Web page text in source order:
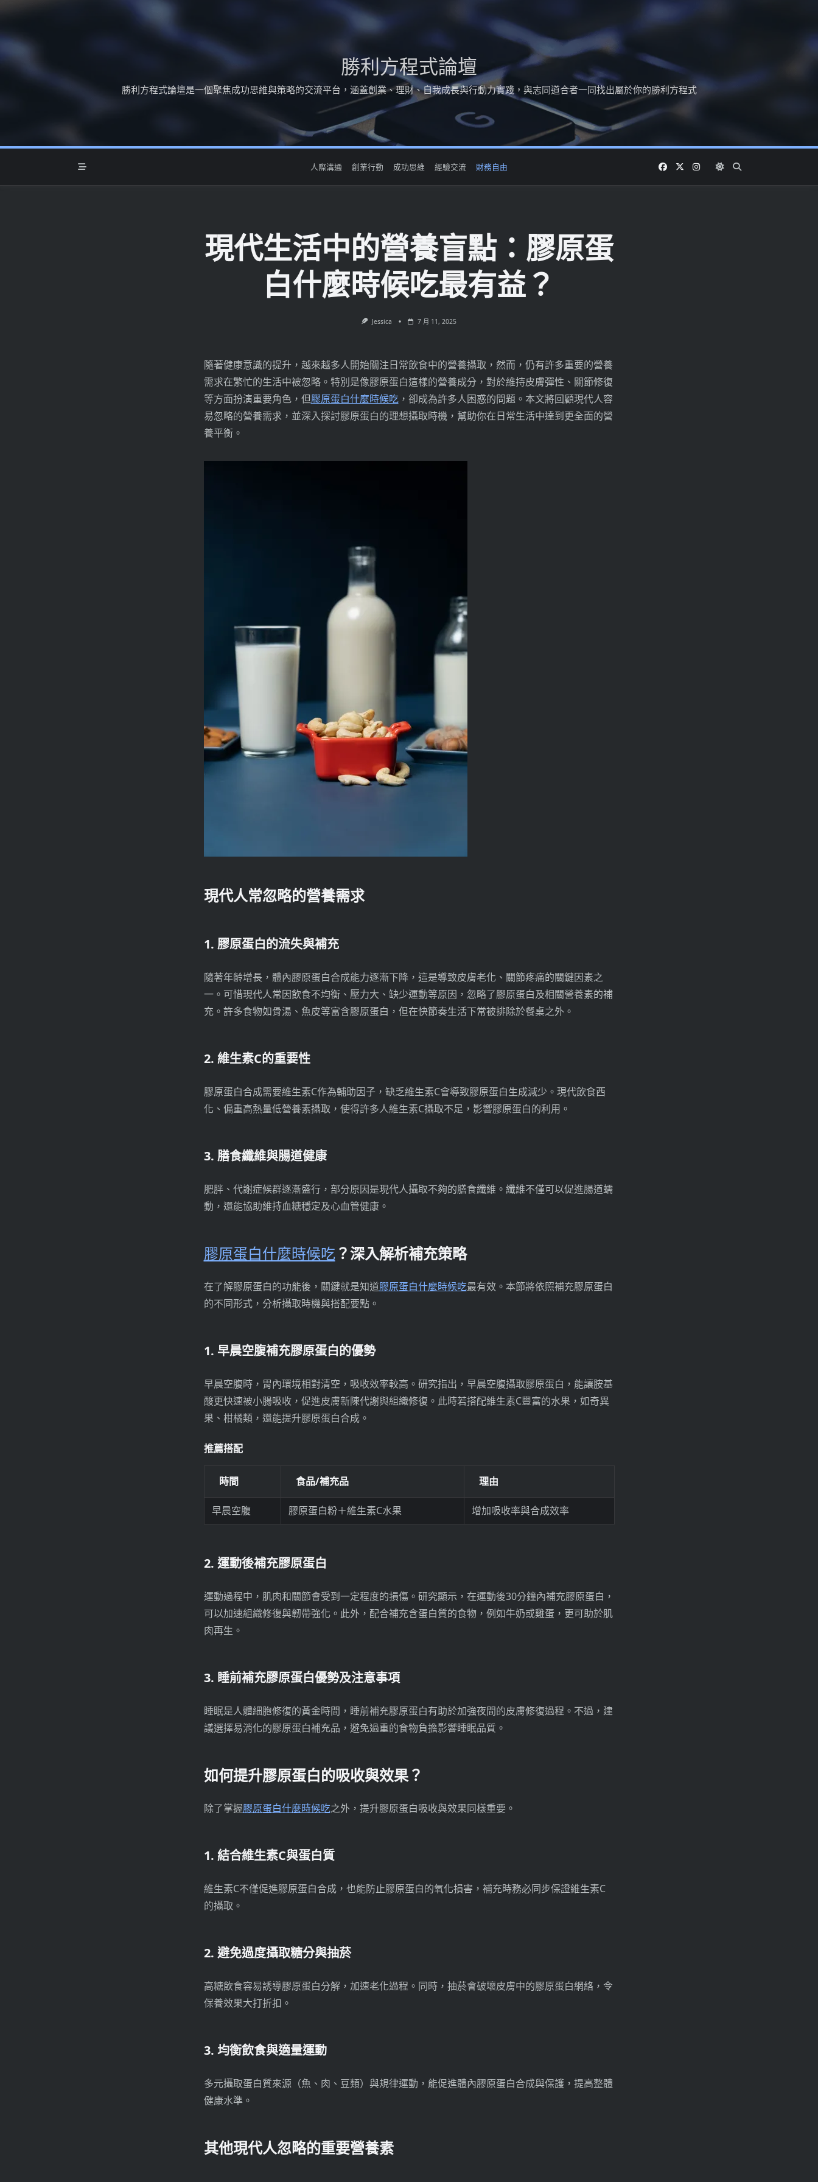
content
勝利方程式論壇
勝利方程式論壇是一個聚焦成功思維與策略的交流平台，涵蓋創業、理財、自我成長與行動力實踐，與志同道合者一同找出屬於你的勝利方程式
人際溝通 創業行動 成功思維 經驗交流 財務自由
現代生活中的營養盲點：膠原蛋
白什麼時候吃最有益？
Jessica 7 月 11, 2025
隨著健康意識的提升，越來越多人開始關注日常飲食中的營養攝取，然而，仍有許多重要的營養
需求在繁忙的生活中被忽略。特別是像膠原蛋白這樣的營養成分，對於維持皮膚彈性、關節修復
等方面扮演重要角色，但膠原蛋白什麼時候吃，卻成為許多人困惑的問題。本文將回顧現代人容
易忽略的營養需求，並深入探討膠原蛋白的理想攝取時機，幫助你在日常生活中達到更全面的營
養平衡。
現代人常忽略的營養需求
1. 膠原蛋白的流失與補充
隨著年齡增長，體內膠原蛋白合成能力逐漸下降，這是導致皮膚老化、關節疼痛的關鍵因素之
一。可惜現代人常因飲食不均衡、壓力大、缺少運動等原因，忽略了膠原蛋白及相關營養素的補
充。許多食物如骨湯、魚皮等富含膠原蛋白，但在快節奏生活下常被排除於餐桌之外。
2. 維生素C的重要性
膠原蛋白合成需要維生素C作為輔助因子，缺乏維生素C會導致膠原蛋白生成減少。現代飲食西
化、偏重高熱量低營養素攝取，使得許多人維生素C攝取不足，影響膠原蛋白的利用。
3. 膳食纖維與腸道健康
肥胖、代謝症候群逐漸盛行，部分原因是現代人攝取不夠的膳食纖維。纖維不僅可以促進腸道蠕
動，還能協助維持血糖穩定及心血管健康。
膠原蛋白什麼時候吃？深入解析補充策略
在了解膠原蛋白的功能後，關鍵就是知道膠原蛋白什麼時候吃最有效。本節將依照補充膠原蛋白
的不同形式，分析攝取時機與搭配要點。
1. 早晨空腹補充膠原蛋白的優勢
早晨空腹時，胃內環境相對清空，吸收效率較高。研究指出，早晨空腹攝取膠原蛋白，能讓胺基
酸更快速被小腸吸收，促進皮膚新陳代謝與組織修復。此時若搭配維生素C豐富的水果，如奇異
果、柑橘類，還能提升膠原蛋白合成。
推薦搭配
時間 食品/補充品 理由
早晨空腹 膠原蛋白粉＋維生素C水果 增加吸收率與合成效率
2. 運動後補充膠原蛋白
運動過程中，肌肉和關節會受到一定程度的損傷。研究顯示，在運動後30分鐘內補充膠原蛋白，
可以加速組織修復與韌帶強化。此外，配合補充含蛋白質的食物，例如牛奶或雞蛋，更可助於肌
肉再生。
3. 睡前補充膠原蛋白優勢及注意事項
睡眠是人體細胞修復的黃金時間，睡前補充膠原蛋白有助於加強夜間的皮膚修復過程。不過，建
議選擇易消化的膠原蛋白補充品，避免過重的食物負擔影響睡眠品質。
如何提升膠原蛋白的吸收與效果？
除了掌握膠原蛋白什麼時候吃之外，提升膠原蛋白吸收與效果同樣重要。
1. 結合維生素C與蛋白質
維生素C不僅促進膠原蛋白合成，也能防止膠原蛋白的氧化損害，補充時務必同步保證維生素C
的攝取。
2. 避免過度攝取糖分與抽菸
高糖飲食容易誘導膠原蛋白分解，加速老化過程。同時，抽菸會破壞皮膚中的膠原蛋白網絡，令
保養效果大打折扣。
3. 均衡飲食與適量運動
多元攝取蛋白質來源（魚、肉、豆類）與規律運動，能促進體內膠原蛋白合成與保護，提高整體
健康水準。
其他現代人忽略的重要營養素